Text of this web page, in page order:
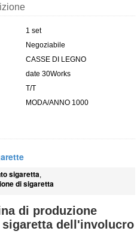
1 set
Negoziabile
CASSE DI LEGNO
date 30Works
T/T
MODA/ANNO 1000
sigaretta,
di sigaretta
di produzione
dell'involucro